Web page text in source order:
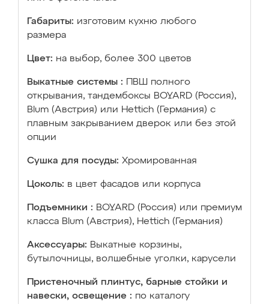
Габариты: изготовим кухню любого
размера
Цвет: на выбор, более 300 цветов
Выкатные системы :
ПВШ полного
открывания, тандембоксы BOYARD (Россия),
Blum (Австрия) или Hettich (Германия) с
плавным закрыванием дверок или без этой
опции
Сушка для посуды: Хромированная
Цоколь: в цвет фасадов или корпуса
Подъемники : BOYARD (Россия) или премиум
класса Blum (Австрия), Hettich (Германия)
Аксессуары: Выкатные корзины,
бутылочницы, волшебные уголки, карусели
Пристеночный плинтус, барные стойки и
навески, освещение : по каталогу